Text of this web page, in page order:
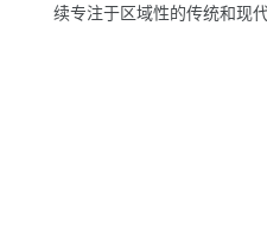
续专注于区域性的传统和现代